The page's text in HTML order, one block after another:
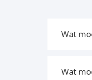
Wat
Wat